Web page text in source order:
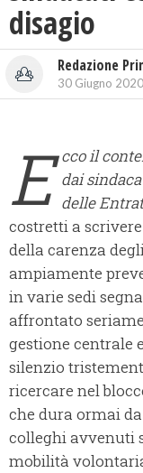
disagio
Redazione
30 Giugno
E cco il
dai
delle
costretti a
della carenza
ampiamente
in varie sedi
affrontato
gestione centrale
silenzio
ricercare nel
che dura ormai
colleghi avvenuti
mobilità